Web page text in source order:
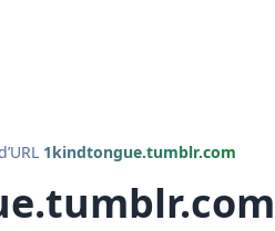
1kindtongue.tumblr.com